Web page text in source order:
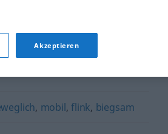
, mobil,flink, biegsam
Akzeptieren